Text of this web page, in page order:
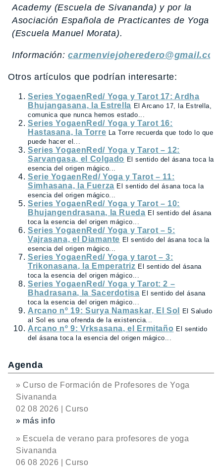
Academy (Escuela de Sivananda) y por la
Asociación Española de Practicantes de Yoga
(Escuela Manuel Morata).
Información:carmenviejoheredero@gmail.com
Otros artículos que podrían interesarte:
Series YogaenRed/ Yoga y Tarot 17: Ardha
Bhujangasana, la Estrella El Arcano 17, la Estrella,
comunica que nunca hemos estado...
Series YogaenRed/ Yoga y Tarot 16:
Hastasana, la Torre La Torre recuerda que todo lo que
puede hacer el...
Series YogaenRed/ Yoga y Tarot – 12:
Sarvangasa, el Colgado El sentido del ásana toca la
esencia del origen mágico...
Serie YogaenRed/ Yoga y Tarot – 11:
Simhasana, la Fuerza El sentido del ásana toca la
esencia del origen mágico...
Series YogaenRed/ Yoga y Tarot – 10:
Bhujangendrasana, la Rueda El sentido del ásana
toca la esencia del origen mágico...
Series YogaenRed/ Yoga y Tarot – 5:
Vajrasana, el Diamante El sentido del ásana toca la
esencia del origen mágico...
Series YogaenRed/ Yoga y tarot – 3:
Trikonasana, la Emperatriz El sentido del ásana
toca la esencia del origen mágico...
Series YogaenRed/ Yoga y Tarot: 2 –
Bhadrasana, la Sacerdotisa El sentido del ásana
toca la esencia del origen mágico...
Arcano nº 19: Surya Namaskar, El Sol
El Saludo
al Sol es una ofrenda de la existencia...
Arcano nº 9: Vrksasana, el Ermitaño El sentido
del ásana toca la esencia del origen mágico...
Agenda
» Curso de Formación de Profesores de Yoga
Sivananda
02 08 2026 | Curso
» más info
» Escuela de verano para profesores de yoga
Sivananda
06 08 2026 | Curso